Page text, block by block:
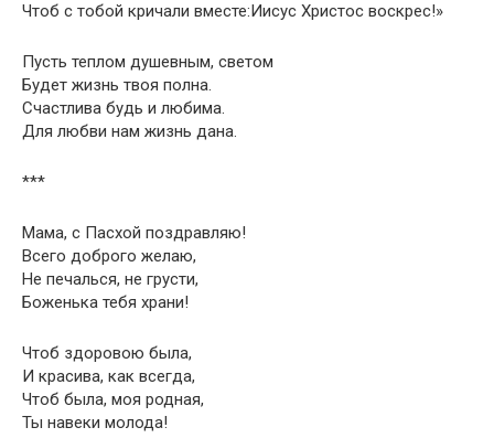
Чтоб с тобой кричали вместе:Иисус Христос воскрес!»
Пусть теплом душевным, светом
Будет жизнь твоя полна.
Счастлива будь и любима.
Для любви нам жизнь дана.
***
Мама, с Пасхой поздравляю!
Всего доброго желаю,
Не печалься, не грусти,
Боженька тебя храни!
Чтоб здоровою была,
И красива, как всегда,
Чтоб была, моя родная,
Ты навеки молода!